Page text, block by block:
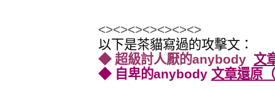
<><><><><><><>
以下是茶貓寫過的攻擊文：
◆ 超級討人厭的anybody 文
◆ 自卑的anybody 文章還原